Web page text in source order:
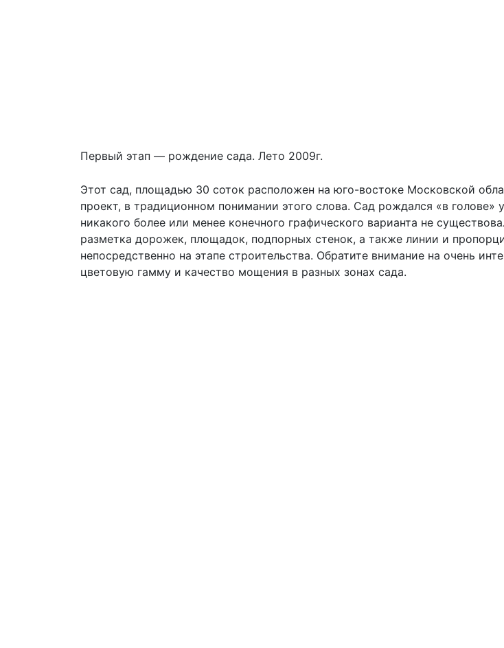
Первый этап — рождение сада. Лето 2009г.
Этот сад, площадью 30 соток расположен на юго-востоке Московской
проект, в традиционном понимании этого слова. Сад рождался «в голове»
никакого более или менее конечного графического варианта не
разметка дорожек, площадок, подпорных стенок, а также линии и
непосредственно на этапе строительства. Обратите внимание на очень
цветовую гамму и качество мощения в разных зонах сада.